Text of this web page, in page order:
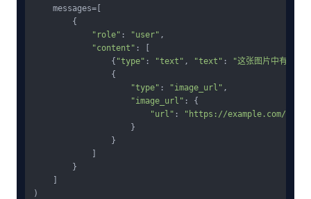
    messages=[
        {
"role" : "user" ,
"content" : [
                {
"type" : "text" , "text" :
"这张图片中有什么
                {
"type" : "image_url" ,
"image_url" : {
"url" :
"https://example.com/
                    }
                }
        }
)